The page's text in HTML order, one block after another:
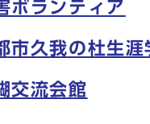
ボランティア
市久我の杜生涯
交流会館